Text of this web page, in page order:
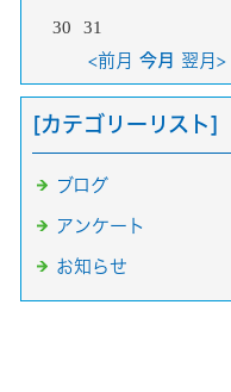
30
31
<前月 今月 翌月>
[カテゴリーリスト]
ブログ
アンケート
お知らせ